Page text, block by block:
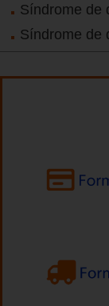
Síndrome de
Síndrome de